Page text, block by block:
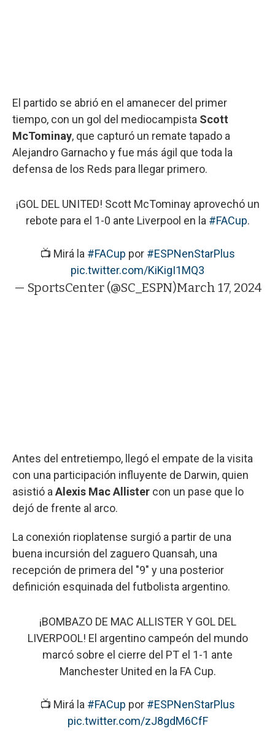
El partido se abrió en el amanecer del primer
tiempo, con un gol del mediocampista Scott
McTominay, que capturó un remate tapado a
Alejandro Garnacho y fue más ágil que toda la
defensa de los Reds para llegar primero.
¡GOL DEL UNITED! Scott McTominay aprovechó un
rebote para el 1-0 ante Liverpool en la #FACup.
📺 Mirá la #FACup por #ESPNenStarPlus
pic.twitter.com/KiKigI1MQ3
— SportsCenter (@SC_ESPN)March 17, 2024
Antes del entretiempo, llegó el empate de la visita
con una participación influyente de Darwin, quien
asistió a Alexis Mac Allister con un pase que lo
dejó de frente al arco.
La conexión rioplatense surgió a partir de una
buena incursión del zaguero Quansah, una
recepción de primera del "9" y una posterior
definición esquinada del futbolista argentino.
¡BOMBAZO DE MAC ALLISTER Y GOL DEL
LIVERPOOL! El argentino campeón del mundo
marcó sobre el cierre del PT el 1-1 ante
Manchester United en la FA Cup.
📺 Mirá la #FACup por #ESPNenStarPlus
pic.twitter.com/zJ8gdM6CfF